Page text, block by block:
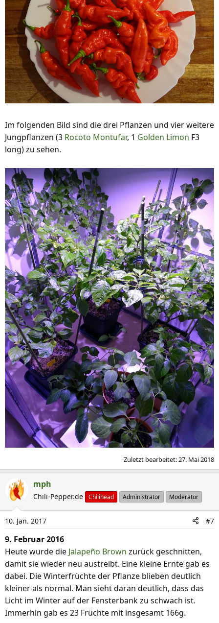
Im folgenden Bild sind die drei Pflanzen und vier weitere
Jungpflanzen (3 Rocoto Montufar, 1 Golden Limon F3
long) zu sehen.
Zuletzt bearbeitet: 27. Mai 2018
mph
Chili-Pepper.de Chilihead Administrator Moderator
10. Jan. 2017 #7
9. Februar 2016
Heute wurde die Jalapeño Brown zurück geschnitten,
damit sie wieder neu austreibt. Eine kleine Ernte gab es
dabei. Die Winterfrüchte der Pflanze blieben deutlich
kleiner als normal. Man sieht daran deutlich, dass das
Licht im Winter auf der Fensterbank zu schwach ist.
Immerhin gab es 23 Früchte mit insgesamt 166g.